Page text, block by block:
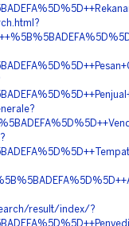
result/index/?